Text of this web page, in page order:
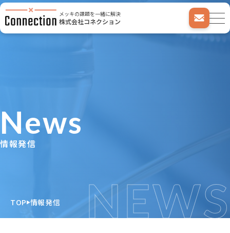
メッキの課題を一緒に解決
株式会社コネクション
NEWS
News
情報発信
TOP 情報発信